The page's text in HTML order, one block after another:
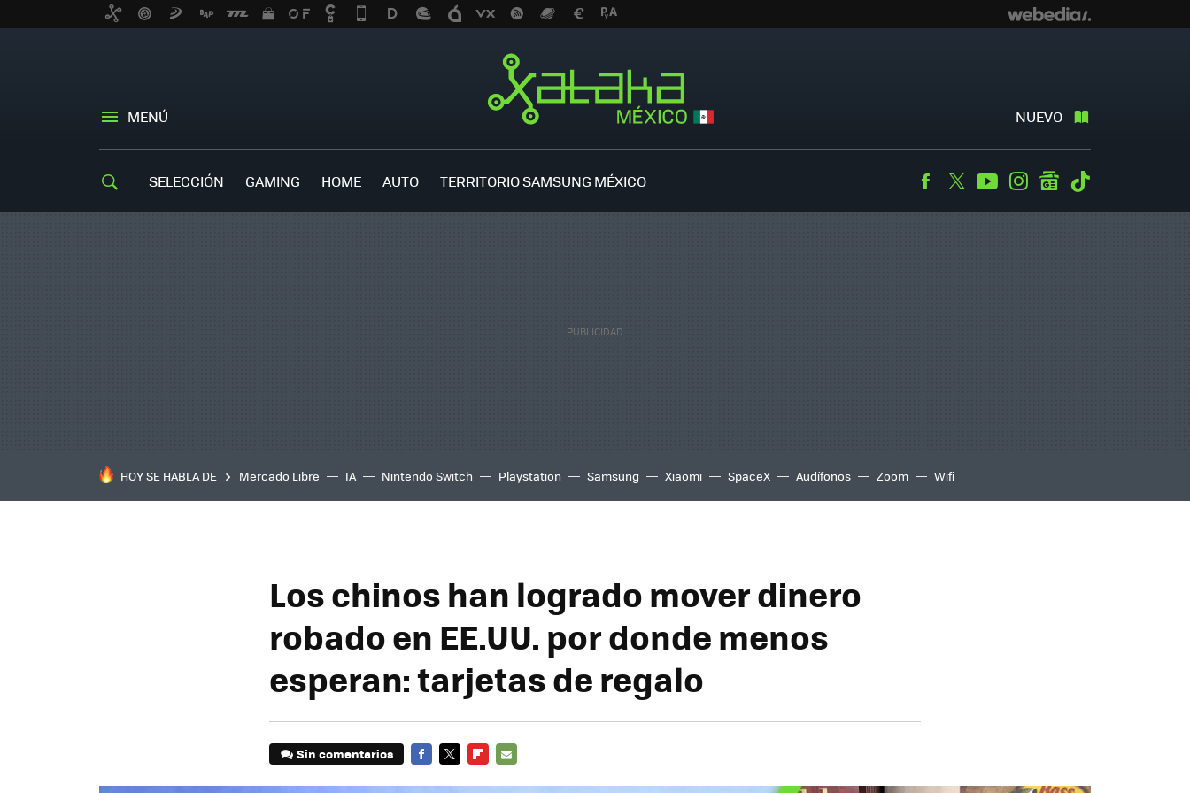
MENÚ NUEVO
SELECCIÓN GAMING HOME AUTO TERRITORIO SAMSUNG MÉXICO Facebook
TwitterYoutubeInstagramgooglenews
HOY SE HABLA DE Mercado Libre IA Nintendo Switch Playstation Samsung Xiaomi SpaceX Audífonos Zoom Wifi
Los chinos han logrado mover dinero
robado en EE.UU. por donde menos
esperan: tarjetas de regalo
Sin comentarios